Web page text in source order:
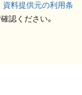
資料提供元の利用条
認ください。